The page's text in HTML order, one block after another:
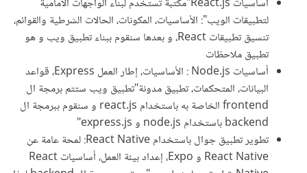
أساسيات React.js"مكتبة تستخدم لبناء الواجهات الأمامية
لتطبيقات الويب": الأساسيات، المكونات، الحالات الشرطية والقوائم،
تنسيق تطبيقات React، و بعدها سنقوم ببناء تطبيق ويب و هو
تطبيق ملاحظات
أساسيات Node.js : الأساسيات، إطار العمل Express، قواعد
البيانات، المتحكمات، تطبيق مدونة"تطبيق ويب ستتم برمجة ال
frontend الخاصة به باستخدام react.js و سنقوم ببرمجة ال
backend باستخدام node.js و express.js"
تطوير تطبيق جوال باستخدام React Native: لمحة عامة عن
React Native و Expo، إعداد بيئة العمل، أساسيات React